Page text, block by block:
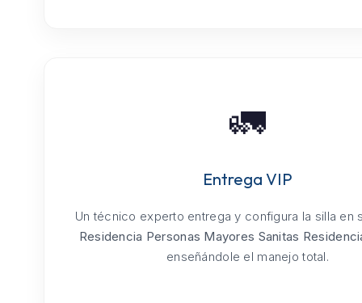
🚛
Entrega VIP
Un técnico experto entrega y configura la silla en
Residencia Personas Mayores Sanitas
enseñándole el manejo total.